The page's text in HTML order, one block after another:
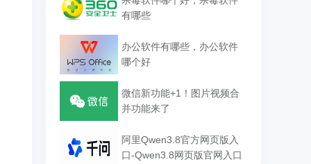
有哪些
办公软件有哪些，办公软件
哪个好
微信新功能+1！图片视频合
并功能来了
阿里Qwen3.8官方网页版入
口-Qwen3.8网页版官网入口